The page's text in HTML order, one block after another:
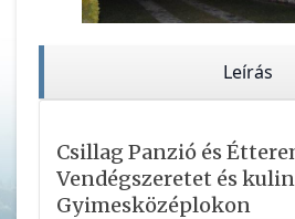
Leírás
Csillag Panzió és
Vendégszeretet és
Gyimesközéplokon